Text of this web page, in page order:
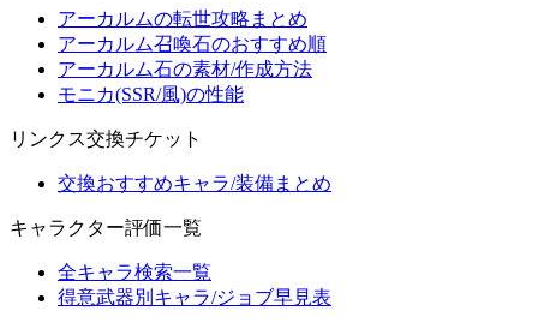
アーカルムの転世攻略まとめ
アーカルム召喚石のおすすめ順
アーカルム石の素材/作成方法
モニカ(SSR/風)の性能
リンクス交換チケット
交換おすすめキャラ/装備まとめ
キャラクター評価一覧
全キャラ検索一覧
得意武器別キャラ/ジョブ早見表